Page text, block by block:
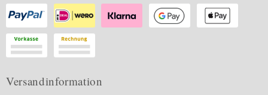
Versandinformation